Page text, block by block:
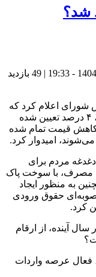
شناسه خبر : 27259 | تاریخ انتشار : 10 بهمن 1404 - 19:33 | 49 بازدید
شورای اعلام کرد که
تعرفه واردات خودرو به کشور در سال آینده، ۴ درصد تعیین شده
کاهش قیمت تمام شده
امیدوار کرد.
مردم برای
مصرف، با سوخت پاک
به منظور ایجاد
حقوق ورودی
سال آینده، از ارقام
فعال عرصه واردات